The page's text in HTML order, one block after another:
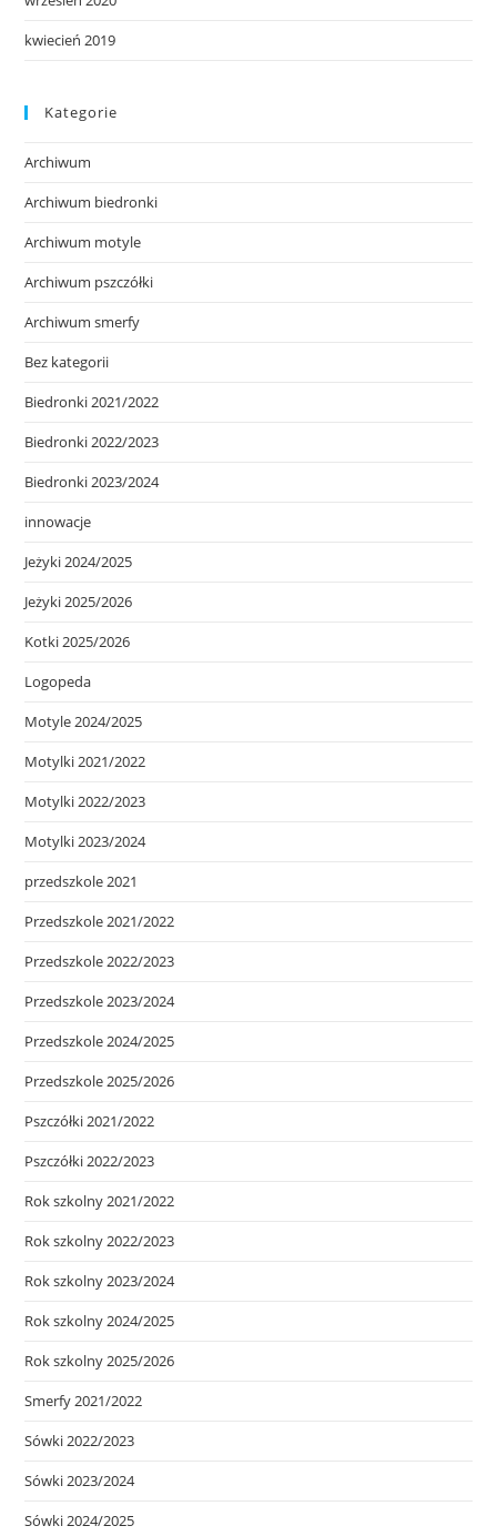
kwiecień 2019
Kategorie
Archiwum
Archiwum biedronki
Archiwum motyle
Archiwum pszczółki
Archiwum smerfy
Bez kategorii
Biedronki 2021/2022
Biedronki 2022/2023
Biedronki 2023/2024
innowacje
Jeżyki 2024/2025
Jeżyki 2025/2026
Kotki 2025/2026
Logopeda
Motyle 2024/2025
Motylki 2021/2022
Motylki 2022/2023
Motylki 2023/2024
przedszkole 2021
Przedszkole 2021/2022
Przedszkole 2022/2023
Przedszkole 2023/2024
Przedszkole 2024/2025
Przedszkole 2025/2026
Pszczółki 2021/2022
Pszczółki 2022/2023
Rok szkolny 2021/2022
Rok szkolny 2022/2023
Rok szkolny 2023/2024
Rok szkolny 2024/2025
Rok szkolny 2025/2026
Smerfy 2021/2022
Sówki 2022/2023
Sówki 2023/2024
Sówki 2024/2025